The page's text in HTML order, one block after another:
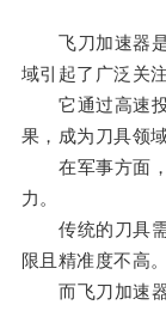
飞刀加速器是
域引起了广泛关注
它通过高速投
果，成为刀具领
在军事方面，
力。
传统的刀具需
限且精准度不高。
而飞刀加速器